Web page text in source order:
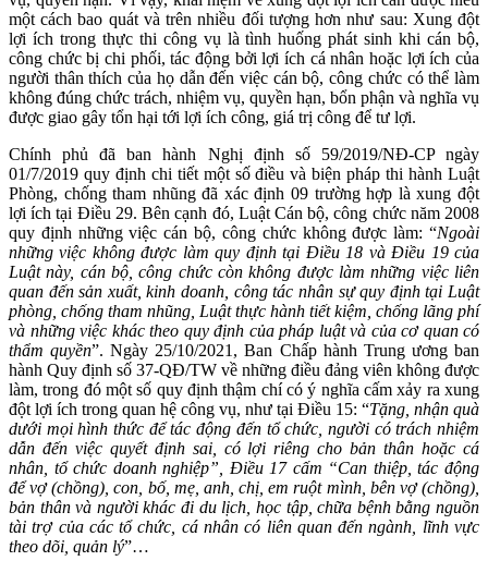
một cách bao quát và trên nhiều đối tượng hơn như sau: Xung đột
lợi ích trong thực thi công vụ là tình huống phát sinh khi cán bộ,
công chức bị chi phối, tác động bởi lợi ích cá nhân hoặc lợi ích của
người thân thích của họ dẫn đến việc cán bộ, công chức có thể làm
không đúng chức trách, nhiệm vụ, quyền hạn, bổn phận và nghĩa vụ
được giao gây tổn hại tới lợi ích công, giá trị công để tư lợi.
Chính phủ đã ban hành Nghị định số 59/2019/NĐ-CP ngày
01/7/2019 quy định chi tiết một số điều và biện pháp thi hành Luật
Phòng, chống tham nhũng đã xác định 09 trường hợp là xung đột
lợi ích tại Điều 29. Bên cạnh đó, Luật Cán bộ, công chức năm 2008
quy định những việc cán bộ, công chức không được làm: “Ngoài
những việc không được làm quy định tại Điều 18 và Điều 19 của
Luật này, cán bộ, công chức còn không được làm những việc liên
quan đến sản xuất, kinh doanh, công tác nhân sự quy định tại Luật
phòng, chống tham nhũng, Luật thực hành tiết kiệm, chống lãng phí
và những việc khác theo quy định của pháp luật và của cơ quan có
thẩm quyền”. Ngày 25/10/2021, Ban Chấp hành Trung ương ban
hành Quy định số 37-QĐ/TW về những điều đảng viên không được
làm, trong đó một số quy định thậm chí có ý nghĩa cấm xảy ra xung
đột lợi ích trong quan hệ công vụ, như tại Điều 15: “Tặng, nhận quà
dưới mọi hình thức để tác động đến tổ chức, người có trách nhiệm
dẫn đến việc quyết định sai, có lợi riêng cho bản thân hoặc cá
nhân, tổ chức doanh nghiệp”, Điều 17 cấm “Can thiệp, tác động
để vợ (chồng), con, bố, mẹ, anh, chị, em ruột mình, bên vợ (chồng),
bản thân và người khác đi du lịch, học tập, chữa bệnh bằng nguồn
tài trợ của các tổ chức, cá nhân có liên quan đến ngành, lĩnh vực
theo dõi, quản lý”…